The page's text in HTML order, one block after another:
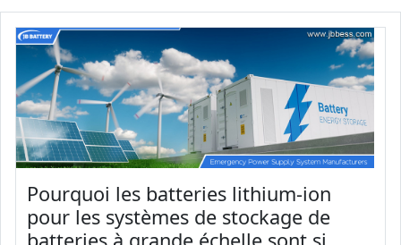
Pourquoi les batteries lithium-ion
pour les systèmes de stockage de